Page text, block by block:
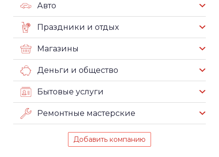
Авто
Праздники и отдых
Магазины
Деньги и общество
Бытовые услуги
Ремонтные мастерские
Добавить компанию